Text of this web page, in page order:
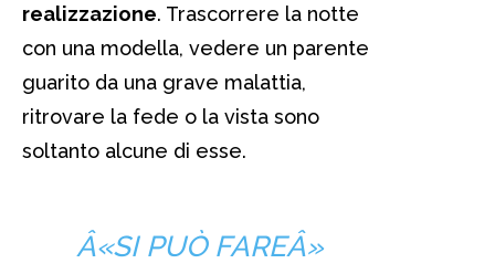
realizzazione. Trascorrere la notte
con una modella, vedere un parente
guarito da una grave malattia,
ritrovare la fede o la vista sono
soltanto alcune di esse.
Â«SI PUÒ FAREÂ»